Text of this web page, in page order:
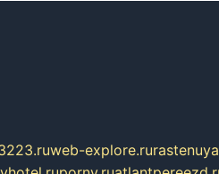
web-explore.ru